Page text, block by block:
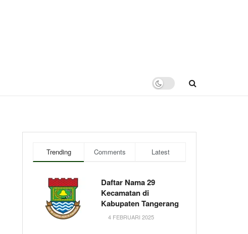
Trending Comments Latest
Daftar Nama 29
Kecamatan di
Kabupaten Tangerang
4 FEBRUARI 2025